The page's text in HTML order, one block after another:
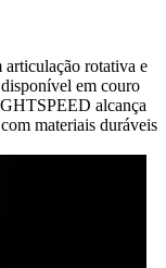
rotativa e
em couro
alcança
materiais duráveis